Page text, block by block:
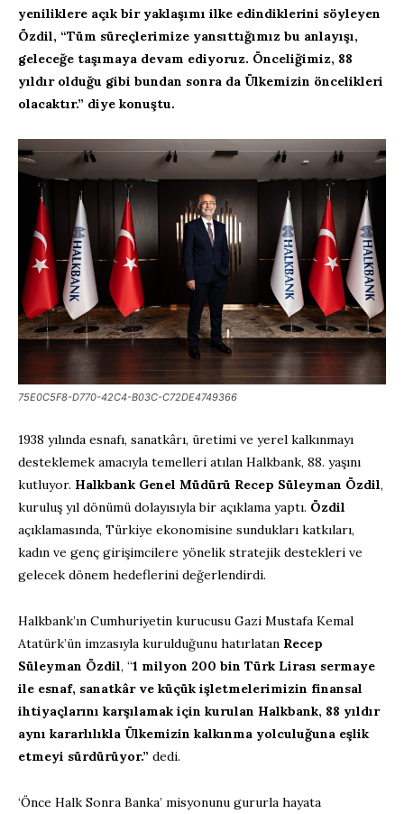
yeniliklere açık bir yaklaşımı ilke edindiklerini söyleyen
Özdil, “Tüm süreçlerimize yansıttığımız bu anlayışı,
geleceğe taşımaya devam ediyoruz. Önceliğimiz, 88
yıldır olduğu gibi bundan sonra da Ülkemizin öncelikleri
olacaktır.” diye konuştu.
75E0C5F8-D770-42C4-B03C-C72DE4749366
1938 yılında esnafı, sanatkârı, üretimi ve yerel kalkınmayı
desteklemek amacıyla temelleri atılan Halkbank, 88. yaşını
kutluyor. Halkbank Genel Müdürü Recep Süleyman Özdil,
kuruluş yıl dönümü dolayısıyla bir açıklama yaptı. Özdil
açıklamasında, Türkiye ekonomisine sundukları katkıları,
kadın ve genç girişimcilere yönelik stratejik destekleri ve
gelecek dönem hedeflerini değerlendirdi.
Halkbank’ın Cumhuriyetin kurucusu Gazi Mustafa Kemal
Atatürk’ün imzasıyla kurulduğunu hatırlatan Recep
Süleyman Özdil, “1 milyon 200 bin Türk Lirası sermaye
ile esnaf, sanatkâr ve küçük işletmelerimizin finansal
ihtiyaçlarını karşılamak için kurulan Halkbank, 88 yıldır
aynı kararlılıkla Ülkemizin kalkınma yolculuğuna eşlik
etmeyi sürdürüyor.” dedi.
‘Önce Halk Sonra Banka’ misyonunu gururla hayata